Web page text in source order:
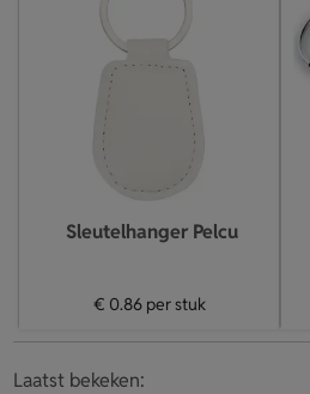
Sleutelhanger Pelcu
€ 0.86per stuk
Laatst bekeken: